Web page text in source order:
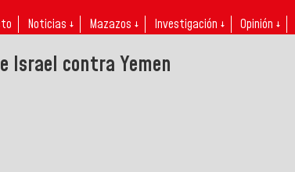
Noticias ↓ Mazazos ↓ Investigación ↓ Opinión ↓
Israel contra Yemen